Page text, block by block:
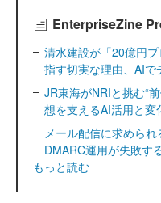
EnterpriseZine
清水建設が「20億円
指す切実な理由、AIで
JR東海がNRIと挑む“
想を支えるAI活用と変
メール配信に求めら
DMARC運用が失敗す
もっと読む